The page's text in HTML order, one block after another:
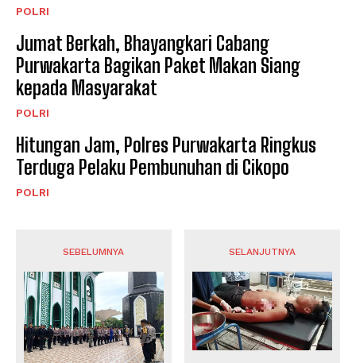
POLRI
Jumat Berkah, Bhayangkari Cabang
Purwakarta Bagikan Paket Makan Siang
kepada Masyarakat
POLRI
Hitungan Jam, Polres Purwakarta Ringkus
Terduga Pelaku Pembunuhan di Cikopo
POLRI
SEBELUMNYA SELANJUTNYA